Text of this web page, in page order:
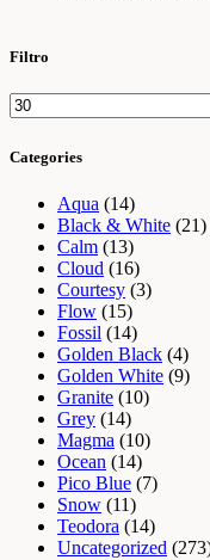
Filtro
Precio
mínimo
Categories
Aqua (14)
Black & White (21)
Calm (13)
Cloud (16)
Courtesy (3)
Flow (15)
Fossil (14)
Golden Black (4)
Golden White (9)
Granite (10)
Grey (14)
Magma (10)
Ocean (14)
Pico Blue (7)
Snow (11)
Teodora (14)
Uncategorized